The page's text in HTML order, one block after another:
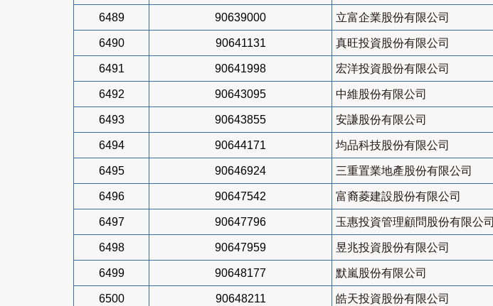
6489 90639000 立富企業股份有限公司
6490 90641131 真旺投資股份有限公司
6491 90641998 宏洋投資股份有限公司
6492 90643095 中維股份有限公司
6493 90643855 安謙股份有限公司
6494 90644171 均品科技股份有限公司
6495 90646924 三重置業地產股份有限公司
6496 90647542 富裔菱建設股份有限公司
6497 90647796 玉惠投資管理顧問股份有限公司
6498 90647959 昱兆投資股份有限公司
6499 90648177 默嵐股份有限公司
6500 90648211 皓天投資股份有限公司